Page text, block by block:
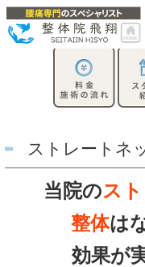
ストレートネ
当院のス
整体は
効果が